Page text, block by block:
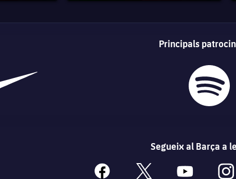
Principals
Segueix al Barça a
facebook x youtube